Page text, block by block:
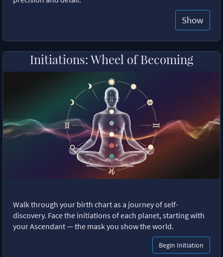
Show
Initiations: Wheel of Becoming
Walk through your birth chart as a journey of self-
discovery. Face the initiations of each planet, starting with
your Ascendant — the mask you show the world.
Begin Initiation